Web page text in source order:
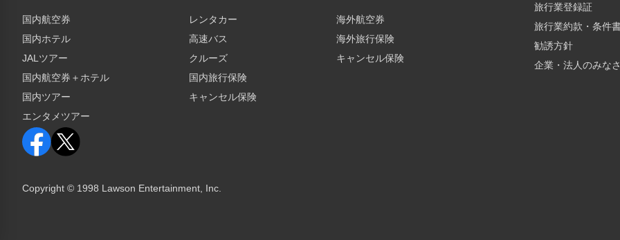
国内航空券
国内ホテル
JALツアー
国内航空券＋ホテル
国内ツアー
エンタメツアー
レンタカー
高速バス
クルーズ
国内旅行保険
キャンセル保険
海外航空券
海外旅行保険
キャンセル保険
旅行業登録証
旅行業約款・条件
勧誘方針
企業・法人のみな
Copyright © 1998 Lawson Entertainment, Inc.